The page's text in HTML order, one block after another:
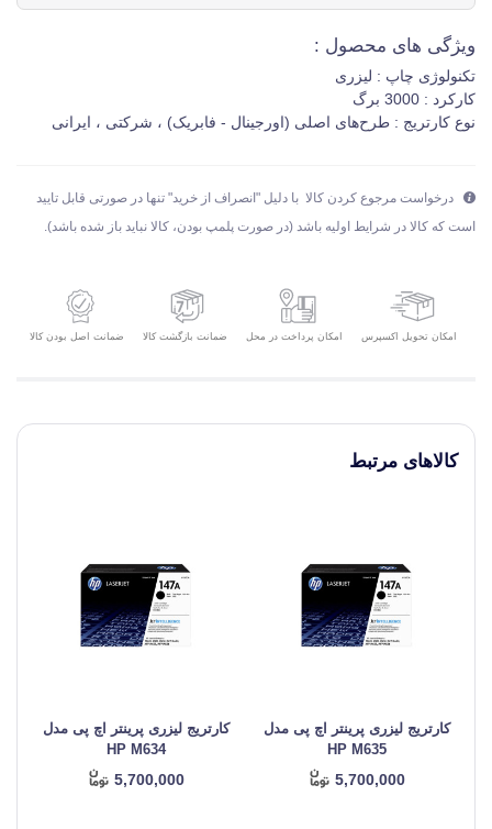
ویژگی های محصول :
تکنولوژی چاپ : لیزری
کارکرد : 3000 برگ
نوع کارتریج : طرح‌های اصلی (اورجینال - فابریک) ، شرکتی ، ایرانی
درخواست مرجوع کردن کالا با دلیل "انصراف از خرید" تنها در صورتی قابل تایید
است که کالا در شرایط اولیه باشد (در صورت پلمپ بودن، کالا نباید باز شده باشد).
امکان تحویل اکسپرس امکان پرداخت در محل ضمانت بازگشت کالا ضمانت اصل بودن کالا
کالاهای مرتبط
کارتریج لیزری پرینتر اچ پی مدل
HP M635
5,700,000
کارتریج لیزری پرینتر اچ پی مدل
HP M634
5,700,000